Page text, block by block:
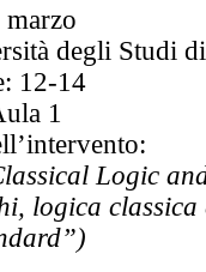
marzo
degli Studi
12-14
1
Logic
logica classica